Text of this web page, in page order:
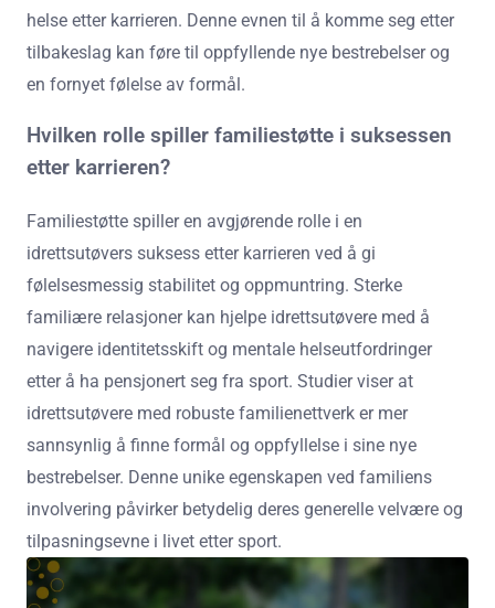
helse etter karrieren. Denne evnen til å komme seg etter
tilbakeslag kan føre til oppfyllende nye bestrebelser og
en fornyet følelse av formål.
Hvilken rolle spiller familiestøtte i suksessen
etter karrieren?
Familiestøtte spiller en avgjørende rolle i en
idrettsutøvers suksess etter karrieren ved å gi
følelsesmessig stabilitet og oppmuntring. Sterke
familiære relasjoner kan hjelpe idrettsutøvere med å
navigere identitetsskift og mentale helseutfordringer
etter å ha pensjonert seg fra sport. Studier viser at
idrettsutøvere med robuste familienettverk er mer
sannsynlig å finne formål og oppfyllelse i sine nye
bestrebelser. Denne unike egenskapen ved familiens
involvering påvirker betydelig deres generelle velvære og
tilpasningsevne i livet etter sport.